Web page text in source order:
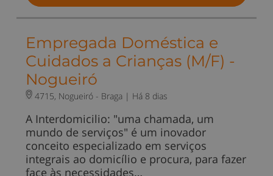
Empregada Doméstica e
Cuidados a Crianças (M/F) -
Nogueiró
4715, Nogueiró - Braga | Há 8 dias
A Interdomicilio: "uma chamada, um
mundo de serviços" é um inovador
conceito especializado em serviços
integrais ao domicílio e procura, para fazer
face às necessidades…